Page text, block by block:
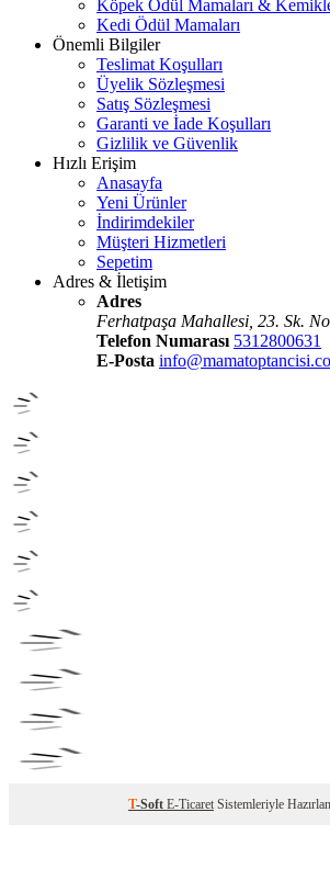
Köpek Ödül Mamaları &
Kedi Ödül Mamaları
Önemli Bilgiler
Teslimat Koşulları
Üyelik Sözleşmesi
Satış Sözleşmesi
Garanti ve İade Koşulları
Gizlilik ve Güvenlik
Hızlı Erişim
Anasayfa
Yeni Ürünler
İndirimdekiler
Müşteri Hizmetleri
Sepetim
Adres & İletişim
Adres
Ferhatpaşa Mahallesi, 23. Sk.
Telefon Numarası 5312800631
E-Posta
T-Soft E-Ticaret Sistemleriyle